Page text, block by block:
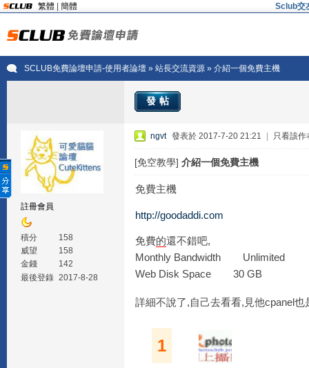
繁體 簡體 Sclub交
SCLUB免費論壇申請-使用者論壇» 站長交流資源» 介紹一個免費主機
發帖
註冊會員
積分
158
威望
158
金錢
142
最後登錄 2017-8-28
ngvt 發表於 2017-7-20 21:21 只看該作
[免空教學] 介紹一個免費主機
免費主機
http://goodaddi.com
免費的還不錯吧,
Monthly Bandwidth Unlimited
Web Disk Space 30 GB
詳細不說了,自己去看看,見他cpanel
1